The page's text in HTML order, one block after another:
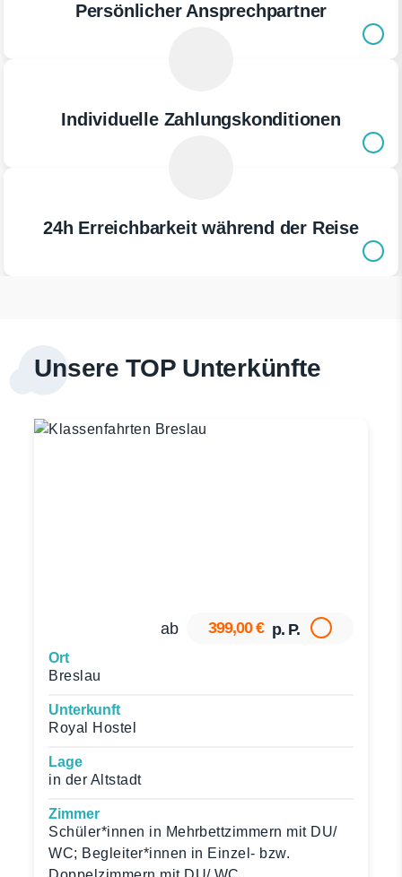
Persönlicher Ansprechpartner
Individuelle Zahlungskonditionen
24h Erreichbarkeit während der Reise
Unsere TOP Unterkünfte
ab 399,00 € p. P.
Ort
Breslau
Unterkunft
Royal Hostel
Lage
in der Altstadt
Zimmer
Schüler*innen in Mehrbettzimmern mit DU/
WC; Begleiter*innen in Einzel- bzw.